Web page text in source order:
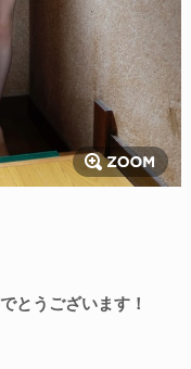
うございます！